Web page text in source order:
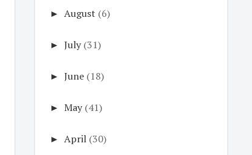
► August (6)
► July (31)
► June (18)
► May (41)
► April (30)